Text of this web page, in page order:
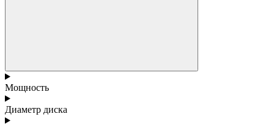
Мощность
Диаметр диска